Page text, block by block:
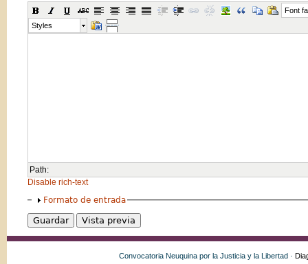
Font
Styles
Path:
Disable rich-text
Formato de entrada
Convocatoria Neuquina por la Justicia y la Libertad ·